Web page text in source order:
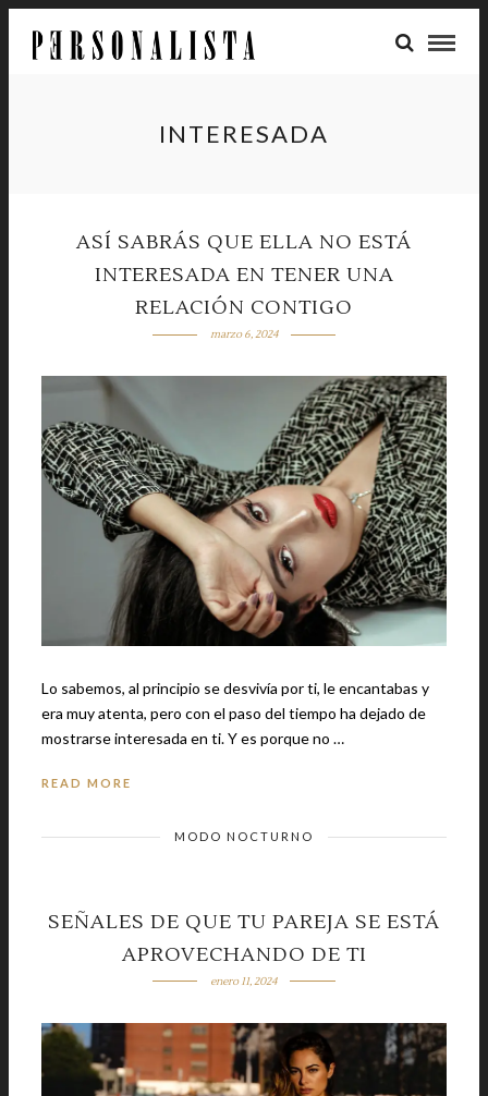
INTERESADA
ASÍ SABRÁS QUE ELLA NO ESTÁ
INTERESADA EN TENER UNA
RELACIÓN CONTIGO
marzo 6, 2024
Lo sabemos, al principio se desvivía por ti, le encantabas y
era muy atenta, pero con el paso del tiempo ha dejado de
mostrarse interesada en ti. Y es porque no …
READ MORE
MODO NOCTURNO
SEÑALES DE QUE TU PAREJA SE ESTÁ
APROVECHANDO DE TI
enero 11, 2024